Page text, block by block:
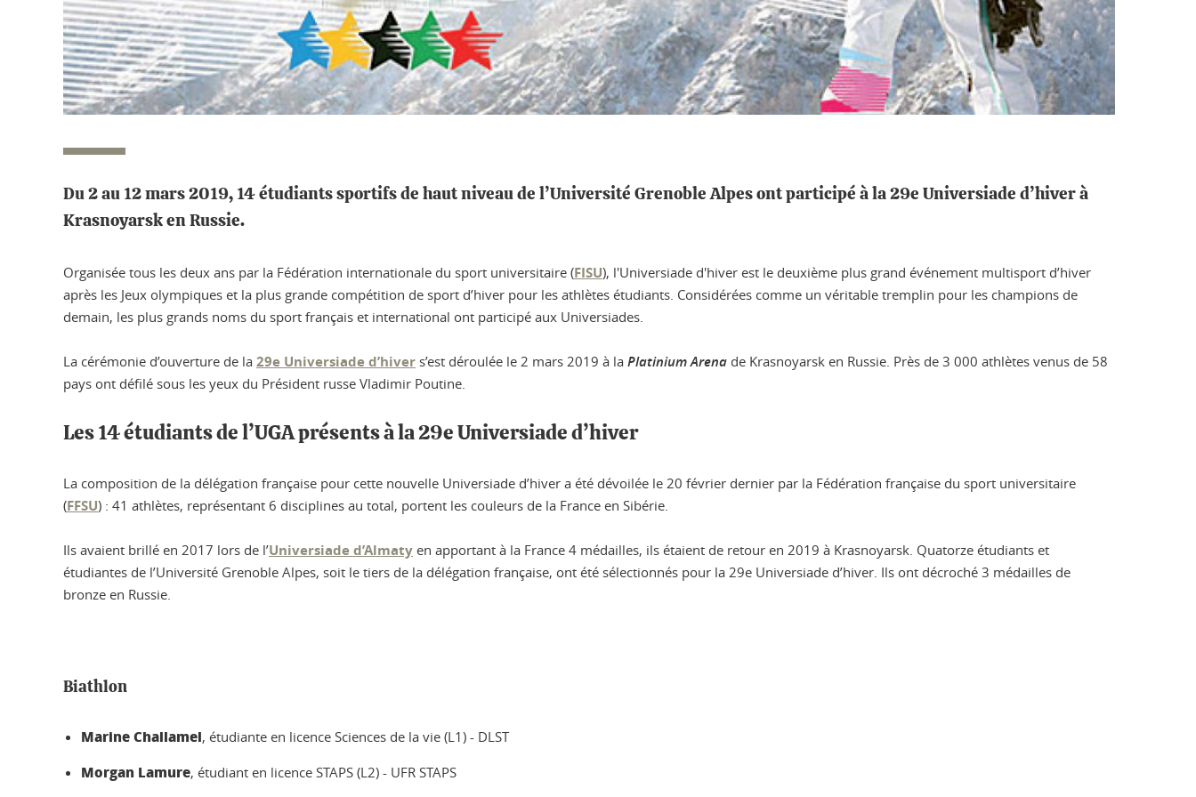
Du 2 au 12 mars 2019, 14 étudiants sportifs de haut niveau de l’Université Grenoble Alpes ont participé à la 29e Universiade d’hiver à
Krasnoyarsk en Russie.
Organisée tous les deux ans par la Fédération internationale du sport universitaire (FISU), l'Universiade d'hiver est le deuxième plus grand événement multisport d’hiver
après les Jeux olympiques et la plus grande compétition de sport d’hiver pour les athlètes étudiants. Considérées comme un véritable tremplin pour les champions de
demain, les plus grands noms du sport français et international ont participé aux Universiades.
La cérémonie d’ouverture de la 29e Universiade d’hiver s’est déroulée le 2 mars 2019 à la Platinium Arena de Krasnoyarsk en Russie. Près de 3 000 athlètes venus de 58
pays ont défilé sous les yeux du Président russe Vladimir Poutine.
Les 14 étudiants de l’UGA présents à la 29e Universiade d’hiver
La composition de la délégation française pour cette nouvelle Universiade d’hiver a été dévoilée le 20 février dernier par la Fédération française du sport universitaire
(FFSU) : 41 athlètes, représentant 6 disciplines au total, portent les couleurs de la France en Sibérie.
Ils avaient brillé en 2017 lors de l’Universiade d’Almaty en apportant à la France 4 médailles, ils étaient de retour en 2019 à Krasnoyarsk. Quatorze étudiants et
étudiantes de l’Université Grenoble Alpes, soit le tiers de la délégation française, ont été sélectionnés pour la 29e Universiade d’hiver. Ils ont décroché 3 médailles de
bronze en Russie.
Biathlon
Marine Challamel, étudiante en licence Sciences de la vie (L1) - DLST
Morgan Lamure, étudiant en licence STAPS (L2) - UFR STAPS